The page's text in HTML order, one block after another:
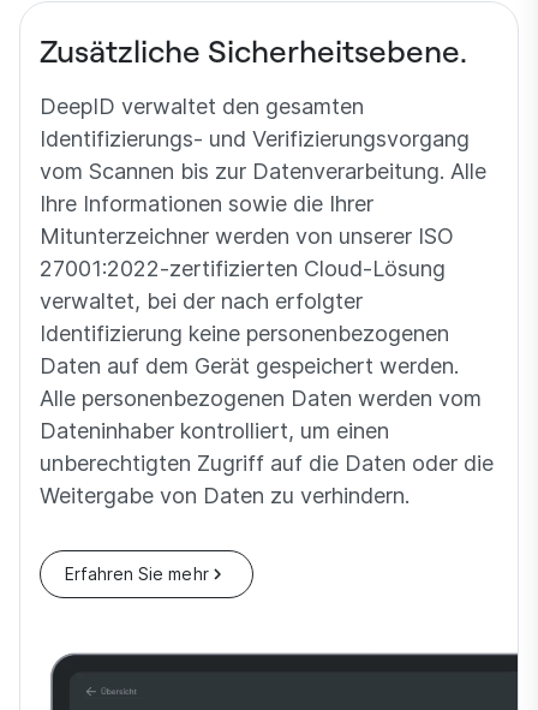
Zusätzliche Sicherheitsebene.
DeepID verwaltet den gesamten
Identifizierungs- und Verifizierungsvorgang
vom Scannen bis zur Datenverarbeitung. Alle
Ihre Informationen sowie die Ihrer
Mitunterzeichner werden von unserer ISO
27001:2022-zertifizierten Cloud-Lösung
verwaltet, bei der nach erfolgter
Identifizierung keine personenbezogenen
Daten auf dem Gerät gespeichert werden.
Alle personenbezogenen Daten werden vom
Dateninhaber kontrolliert, um einen
unberechtigten Zugriff auf die Daten oder die
Weitergabe von Daten zu verhindern.
Erfahren Sie mehr